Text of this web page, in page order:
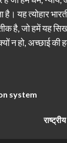
है। यह त्योहार
है, जो हमें यह
न हो, अच्छाई की
system